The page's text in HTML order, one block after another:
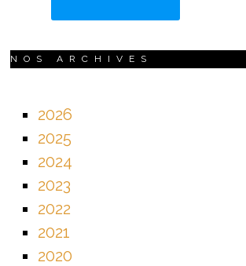
NOS ARCHIVES
2026
2025
2024
2023
2022
2021
2020